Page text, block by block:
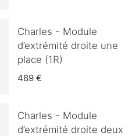
Charles - Module
d’extrémité droite une
place (1R)
489 €
Charles - Module
d’extrémité droite deux